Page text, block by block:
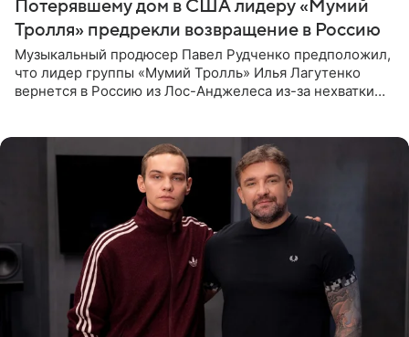
Потерявшему дом в США лидеру «Мумий
Тролля» предрекли возвращение в Россию
Музыкальный продюсер Павел Рудченко предположил,
что лидер группы «Мумий Тролль» Илья Лагутенко
вернется в Россию из Лос-Анджелеса из-за нехватки